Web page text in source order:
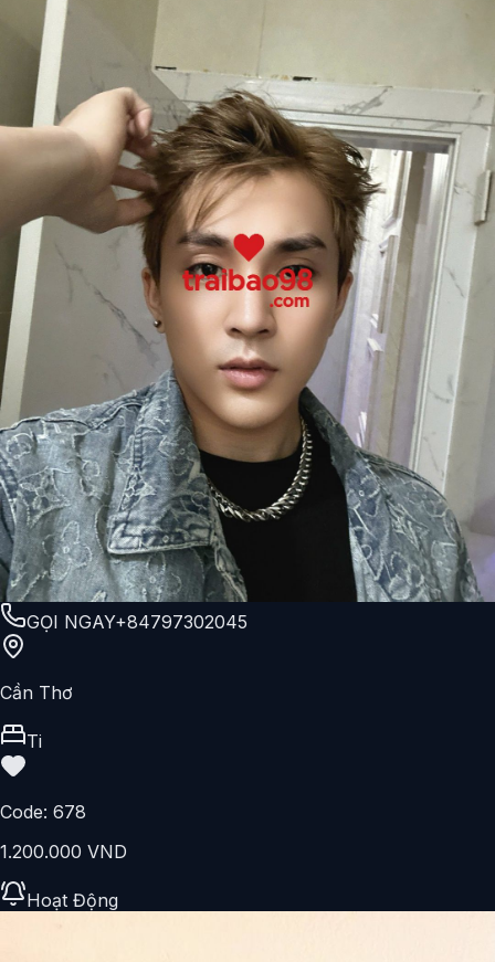
GỌI NGAY+84797302045
Cần Thơ
Ti
Code: 678
1.200.000 VND
Hoạt Động